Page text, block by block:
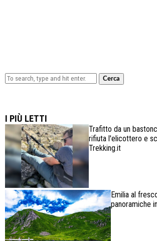
Cerca
I PIÙ LETTI
Trafitto da un
rifiuta l'elicottero e
Trekking.it
Emilia al
panoramiche